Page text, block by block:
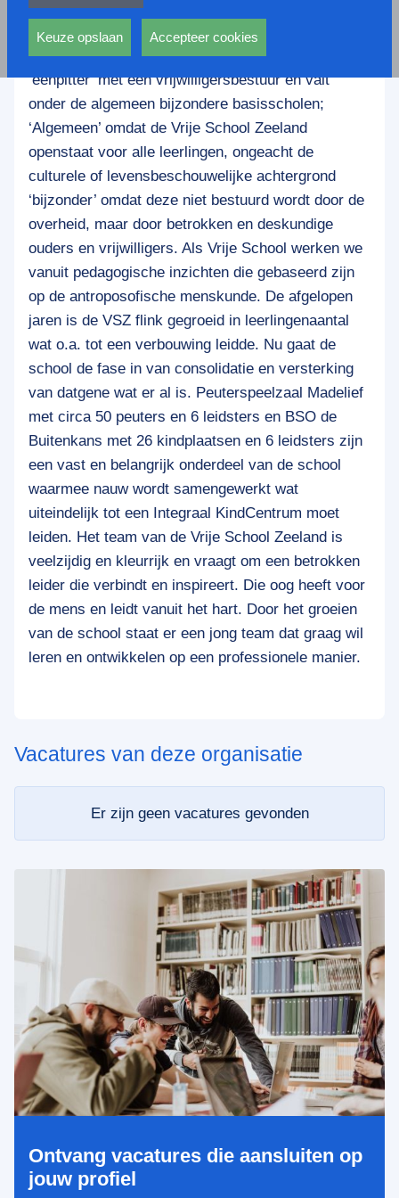
De Vrije School Zeeland is een middelgrote
basisschool met circa 220 leerlingen en 23
medewerkers. De school is een zogenaamde
‘éénpitter’ met een vrijwilligersbestuur en valt
onder de algemeen bijzondere basisscholen;
‘Algemeen’ omdat de Vrije School Zeeland
openstaat voor alle leerlingen, ongeacht de
culturele of levensbeschouwelijke achtergrond
‘bijzonder’ omdat deze niet bestuurd wordt door de
overheid, maar door betrokken en deskundige
ouders en vrijwilligers. Als Vrije School werken we
vanuit pedagogische inzichten die gebaseerd zijn
op de antroposofische menskunde. De afgelopen
jaren is de VSZ flink gegroeid in leerlingenaantal
wat o.a. tot een verbouwing leidde. Nu gaat de
school de fase in van consolidatie en versterking
van datgene wat er al is. Peuterspeelzaal Madelief
met circa 50 peuters en 6 leidsters en BSO de
Buitenkans met 26 kindplaatsen en 6 leidsters zijn
een vast en belangrijk onderdeel van de school
waarmee nauw wordt samengewerkt wat
uiteindelijk tot een Integraal KindCentrum moet
leiden. Het team van de Vrije School Zeeland is
veelzijdig en kleurrijk en vraagt om een betrokken
leider die verbindt en inspireert. Die oog heeft voor
de mens en leidt vanuit het hart. Door het groeien
van de school staat er een jong team dat graag wil
leren en ontwikkelen op een professionele manier.
Vacatures van deze organisatie
Er zijn geen vacatures gevonden
Ontvang vacatures die aansluiten op
jouw profiel
andere wordt voorkomen dat dezelfde advertentie
voortdurend verschijnt.
Keuze opslaan Accepteer cookies